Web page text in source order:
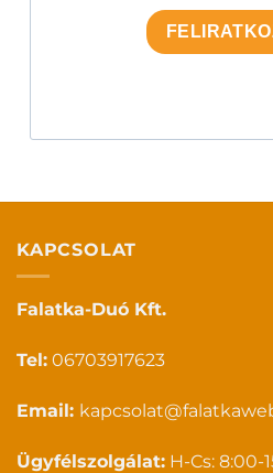
KAPCSOLAT
Falatka-Duó Kft.
Tel: 06703917623
Email:
Ügyfélszolgálat: H-Cs: 8:00-